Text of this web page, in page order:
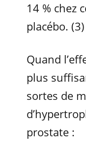
14 % chez
placébo. (3)
Quand
plus
sortes de
prostate :